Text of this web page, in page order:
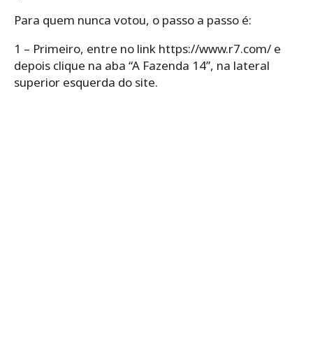
Para quem nunca votou, o passo a passo é:
1 – Primeiro, entre no link https://www.r7.com/ e
depois clique na aba “A Fazenda 14”, na lateral
superior esquerda do site.